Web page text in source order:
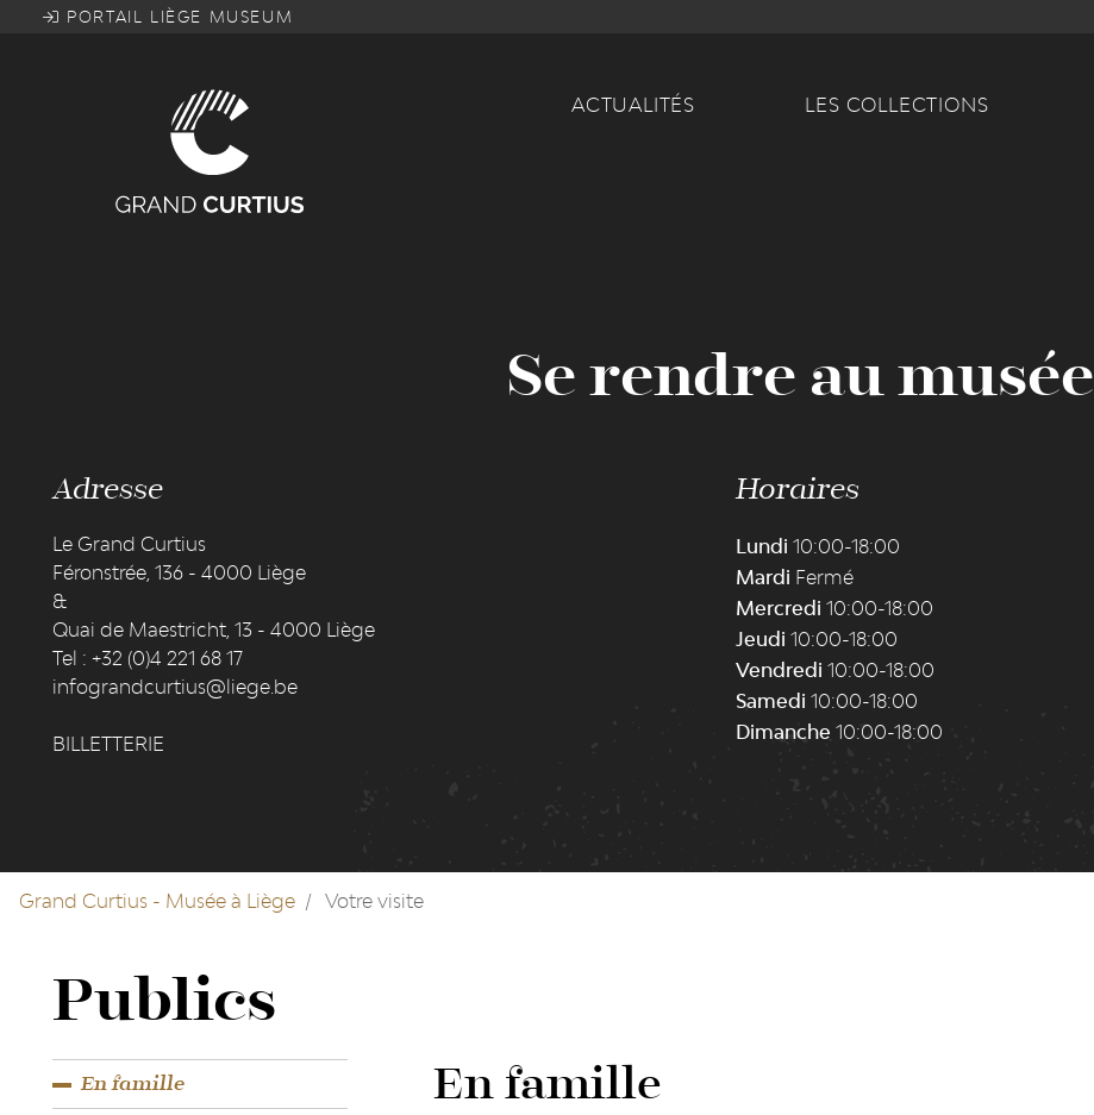
PORTAIL LIÈGE MUSEUM
Main navigation
ACTUALITÉS LES COLLECTIONS
Se rendre au musée
Adresse
Le Grand Curtius
Féronstrée, 136 - 4000 Liège
&
Quai de Maestricht, 13 - 4000 Liège
Tel : +32 (0)4 221 68 17
infograndcurtius@liege.be
BILLETTERIE
Horaires
Lundi 10:00-18:00
Mardi Fermé
Mercredi 10:00-18:00
Jeudi 10:00-18:00
Vendredi 10:00-18:00
Samedi 10:00-18:00
Dimanche 10:00-18:00
Grand Curtius - Musée à Liège Votre visite
Publics
En famille
En famille